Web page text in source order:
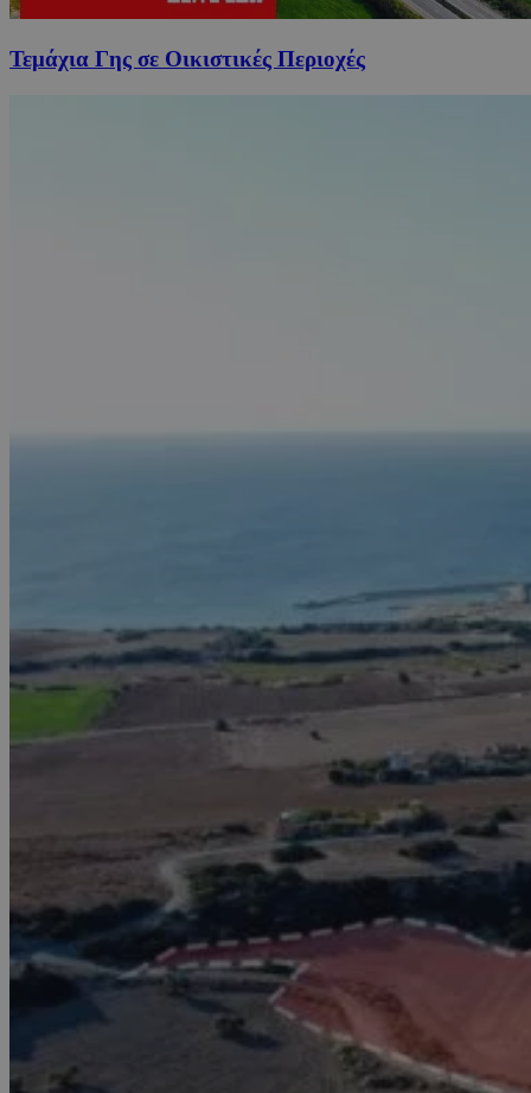
Τεμάχια Γης σε Οικιστικές Περιοχές